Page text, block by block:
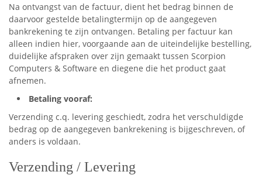
Na ontvangst van de factuur, dient het bedrag binnen de
daarvoor gestelde betalingtermijn op de aangegeven
bankrekening te zijn ontvangen. Betaling per factuur kan
alleen indien hier, voorgaande aan de uiteindelijke bestelling,
duidelijke afspraken over zijn gemaakt tussen Scorpion
Computers & Software en diegene die het product gaat
afnemen.
Betaling vooraf:
Verzending c.q. levering geschiedt, zodra het verschuldigde
bedrag op de aangegeven bankrekening is bijgeschreven, of
anders is voldaan.
Verzending / Levering